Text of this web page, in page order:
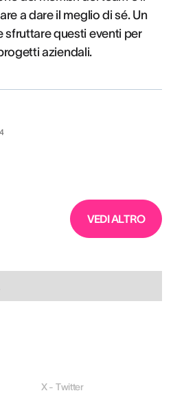
a dare il meglio di sé. Un
sfruttare questi eventi per
aziendali.
VEDI ALTRO
X - Twitter